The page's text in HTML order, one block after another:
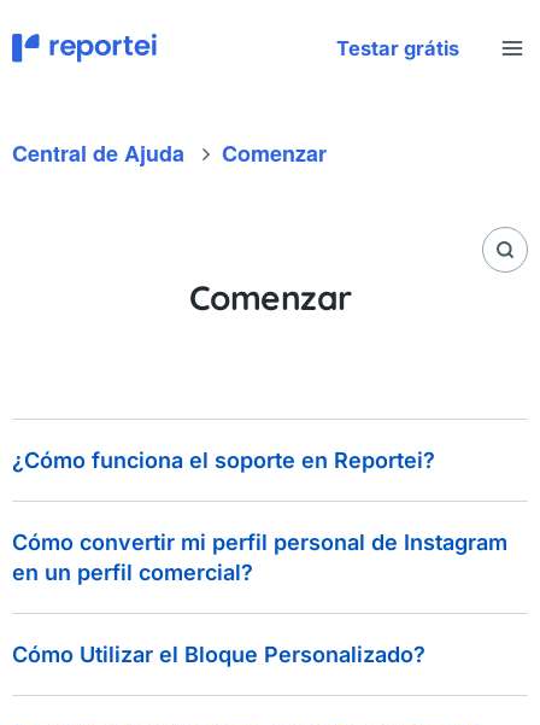
al
contenido
Testar grátis
Central de Ajuda Comenzar
Comenzar
¿Cómo funciona el soporte en Reportei?
Cómo convertir mi perfil personal de Instagram
en un perfil comercial?
Cómo Utilizar el Bloque Personalizado?